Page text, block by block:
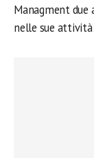
Managment
nelle sue attività